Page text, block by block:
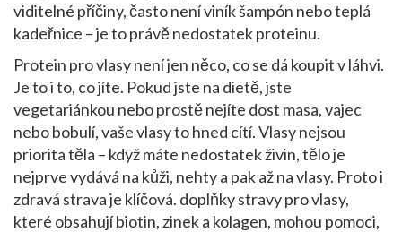
viditelné příčiny, často není viník šampón nebo teplá
kadeřnice – je to právě nedostatek proteinu.
Protein pro vlasy není jen něco, co se dá koupit v láhvi.
Je to i to, co jíte. Pokud jste na dietě, jste
vegetariánkou nebo prostě nejíte dost masa, vajec
nebo bobulí, vaše vlasy to hned cítí. Vlasy nejsou
priorita těla – když máte nedostatek živin, tělo je
nejprve vydává na kůži, nehty a pak až na vlasy. Proto i
zdravá strava je klíčová. doplňky stravy pro vlasy,
které obsahují biotin, zinek a kolagen, mohou pomoci,